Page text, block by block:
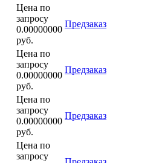
Цена по
запросу
0.00000000
руб.
Предзаказ
Цена по
запросу
0.00000000
руб.
Предзаказ
Цена по
запросу
0.00000000
руб.
Предзаказ
Цена по
запросу